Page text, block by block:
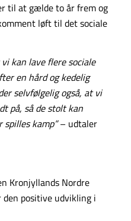
til at gælde to år frem og
løft til det sociale
kan lave flere sociale
en hård og kedelig
selvfølgelig også, at vi
på, så de stolt kan
kamp”– udtaler
Kronjyllands Nordre
den positive udvikling i